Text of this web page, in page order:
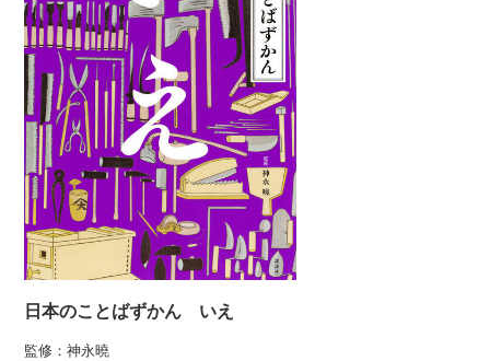
日本のことばずかん いえ
監修：神永曉